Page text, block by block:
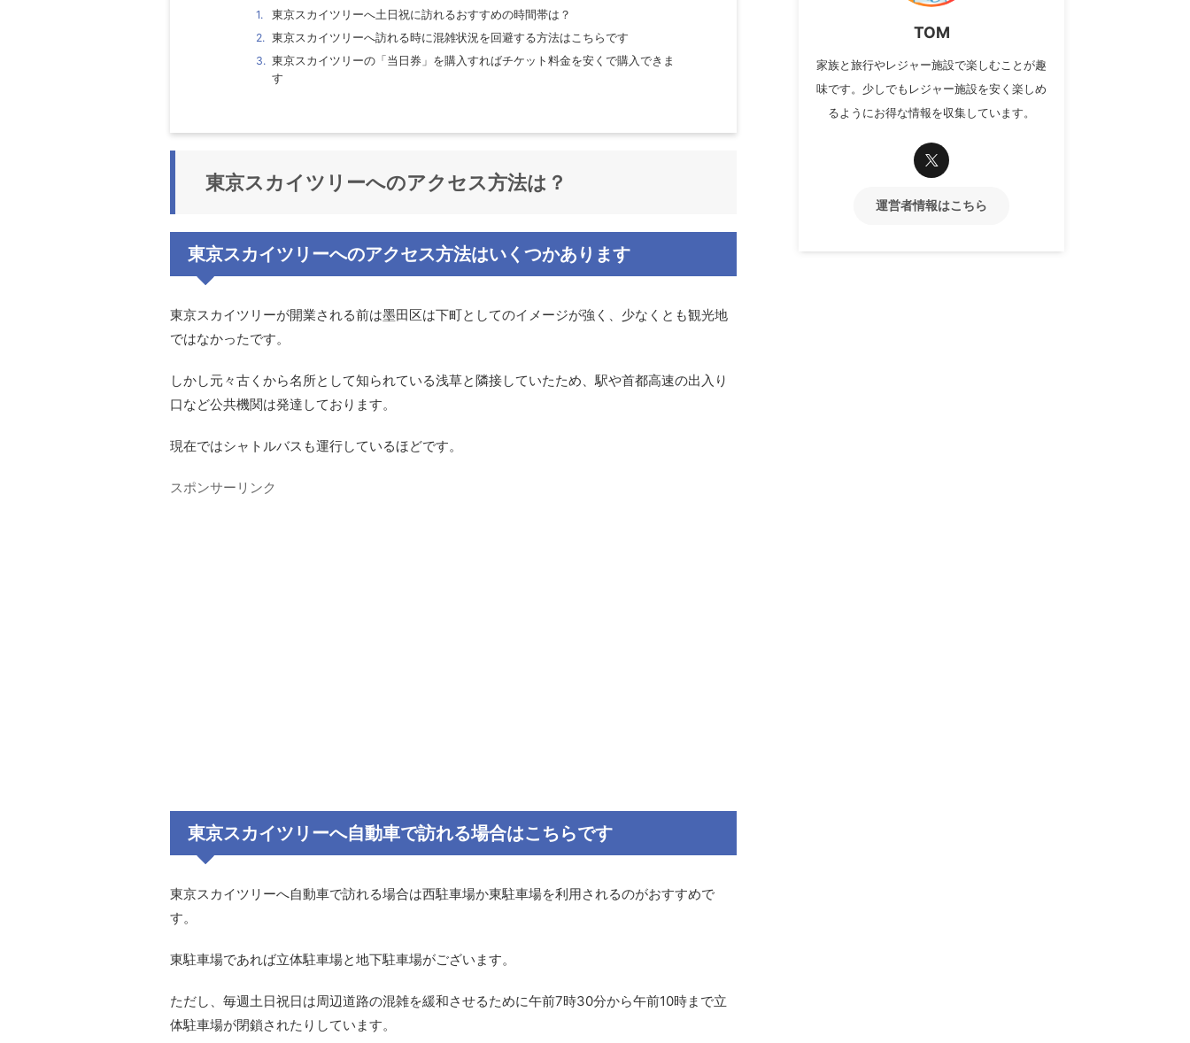
東京スカイツリーへ土日祝に訪れるおすすめの時間帯は？
東京スカイツリーへ訪れる時に混雑状況を回避する方法はこちらです
東京スカイツリーの「当日券」を購入すればチケット料金を安くで購入できま
す
東京スカイツリーへのアクセス方法は？
東京スカイツリーへのアクセス方法はいくつかあります
東京スカイツリーが開業される前は墨田区は下町としてのイメージが強く、少なくとも観光地
ではなかったです。
しかし元々古くから名所として知られている浅草と隣接していたため、駅や首都高速の出入り
口など公共機関は発達しております。
現在ではシャトルバスも運行しているほどです。
スポンサーリンク
東京スカイツリーへ自動車で訪れる場合はこちらです
東京スカイツリーへ自動車で訪れる場合は西駐車場か東駐車場を利用されるのがおすすめで
す。
東駐車場であれば立体駐車場と地下駐車場がございます。
ただし、毎週土日祝日は周辺道路の混雑を緩和させるために午前7時30分から午前10時まで立
体駐車場が閉鎖されたりしています。
TOM
家族と旅行やレジャー施設で楽しむことが趣
味です。少しでもレジャー施設を安く楽しめ
るようにお得な情報を収集しています。
運営者情報はこちら